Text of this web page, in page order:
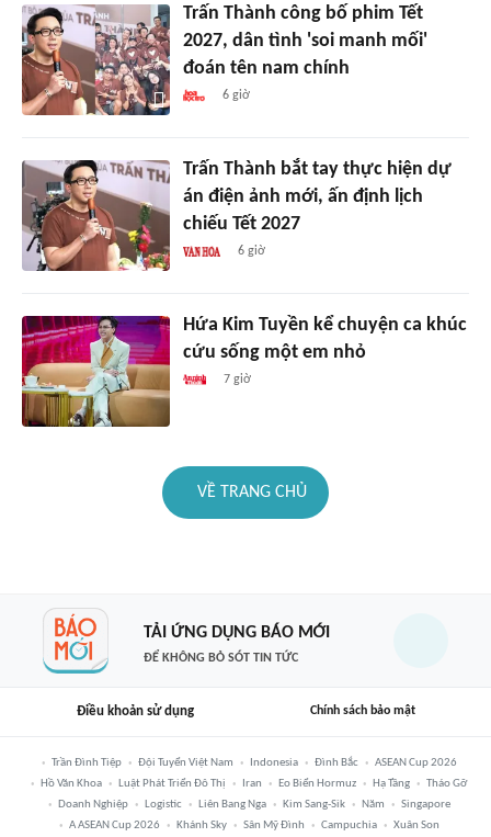
Trấn Thành công bố phim Tết
2027, dân tình 'soi manh mối'
đoán tên nam chính
6 giờ
Trấn Thành bắt tay thực hiện dự
án điện ảnh mới, ấn định lịch
chiếu Tết 2027
6 giờ
Hứa Kim Tuyền kể chuyện ca khúc
cứu sống một em nhỏ
7 giờ
VỀ TRANG CHỦ
TẢI ỨNG DỤNG BÁO MỚI
ĐỂ KHÔNG BỎ SÓT TIN TỨC
Điều khoản sử dụng Chính sách bảo mật
Trần Đình Tiệp Đội Tuyển Việt Nam Indonesia Đình Bắc
ASEAN Cup 2026
Hồ Văn Khoa
Luật Phát Triển Đô Thị Iran Eo Biển Hormuz Hạ Tầng
Tháo Gỡ
Doanh Nghiệp
Logistic Liên Bang Nga Kim Sang-Sik Năm
Singapore
A ASEAN Cup 2026
Khánh Sky Sân Mỹ Đình Campuchia Xuân Son